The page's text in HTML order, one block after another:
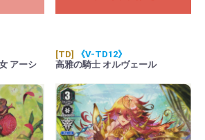
アーシ
[TD]
《V-TD12》
高雅の騎士 オルヴェール